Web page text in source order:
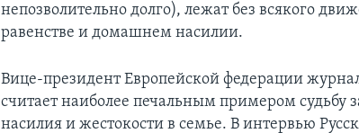
непозволительно долго), лежат без всякого
равенстве и домашнем насилии.
Вице-президент Европейской федерации
считает наиболее печальным примером судьбу
насилия и жестокости в семье. В интервью